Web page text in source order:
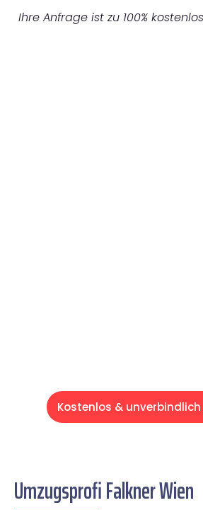
Ihre Anfrage ist zu 100%
Kostenlos &
Umzugsprofi Falkner Wien